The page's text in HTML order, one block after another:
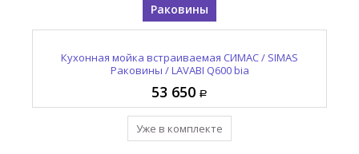
Раковины
Кухонная мойка встраиваемая СИМАС / SIMAS
Раковины / LAVABI Q600 bia
53 650
Уже в комплекте